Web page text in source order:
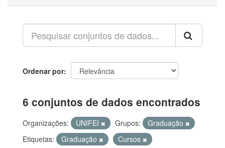
Ordenar por
6 conjuntos de dados encontrados
Organizações: UNIFEI Grupos:
Graduação
Etiquetas:
Graduação
Cursos